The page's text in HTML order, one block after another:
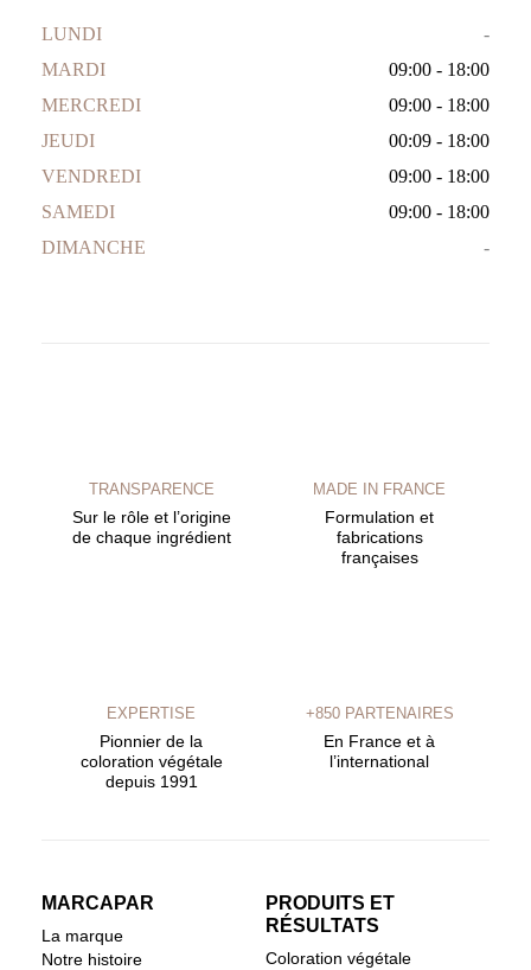
LUNDI
-
MARDI
09:00 - 18:00
MERCREDI
09:00 - 18:00
JEUDI
00:09 - 18:00
VENDREDI
09:00 - 18:00
SAMEDI
09:00 - 18:00
DIMANCHE
-
TRANSPARENCE
Sur le rôle et l’origine
de chaque ingrédient
MADE IN FRANCE
Formulation et
fabrications
françaises
EXPERTISE
Pionnier de la
coloration végétale
depuis 1991
+850 PARTENAIRES
En France et à
l’international
MARCAPAR
La marque
Notre histoire
PRODUITS ET
RÉSULTATS
Coloration végétale